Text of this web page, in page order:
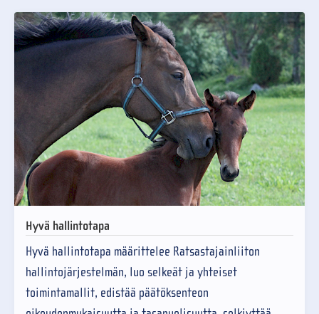
Hyvä hallintotapa
Hyvä hallintotapa määrittelee Ratsastajainliiton
hallintojärjestelmän, luo selkeät ja yhteiset
toimintamallit, edistää päätöksenteon